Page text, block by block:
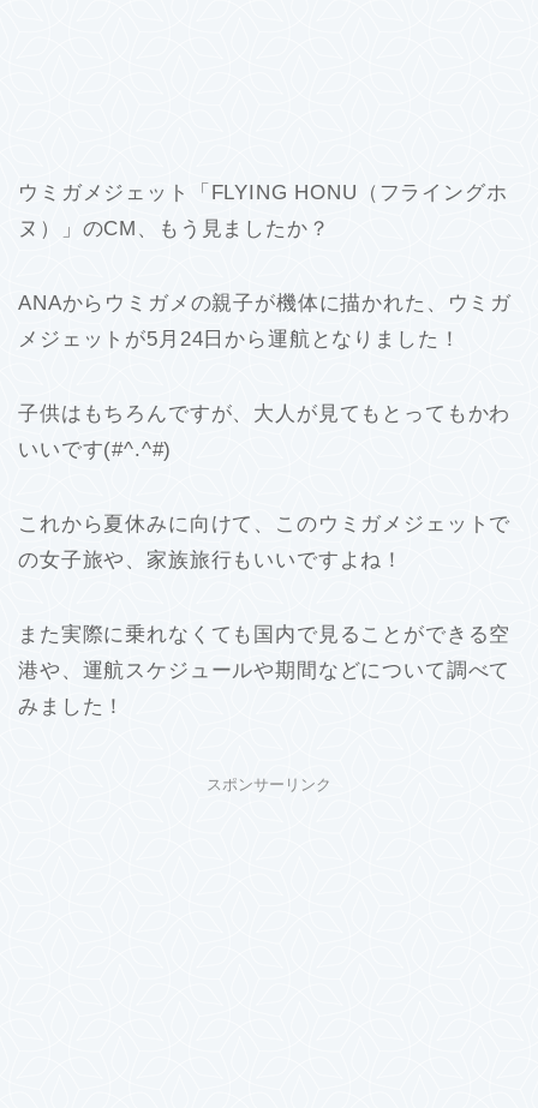
ウミガメジェット「FLYING HONU（フライングホ
ヌ）」のCM、もう見ましたか？
ANAからウミガメの親子が機体に描かれた、ウミガ
メジェットが5月24日から運航となりました！
子供はもちろんですが、大人が見てもとってもかわ
いいです(#^.^#)
これから夏休みに向けて、このウミガメジェットで
の女子旅や、家族旅行もいいですよね！
また実際に乗れなくても国内で見ることができる空
港や、運航スケジュールや期間などについて調べて
みました！
スポンサーリンク